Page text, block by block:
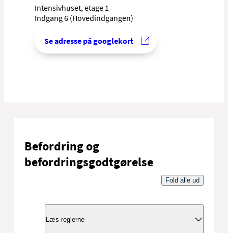
Intensivhuset, etage 1
Indgang 6 (Hovedindgangen)
Se adresse på googlekort
Befordring og
befordringsgodtgørelse
Fold alle ud
Læs reglerne